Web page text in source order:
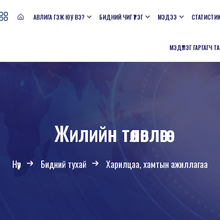
АВЛИГА ГЭЖ ЮУ ВЭ? БИДНИЙ ЧИГ ҮҮРЭГ МЭДЭЭ
МЭДҮҮЛЭГ ГАРГАГЧ
Жилийн төлөвлөгөө
Нүүр Бидний тухай Харилцаа, хамтын ажиллагаа